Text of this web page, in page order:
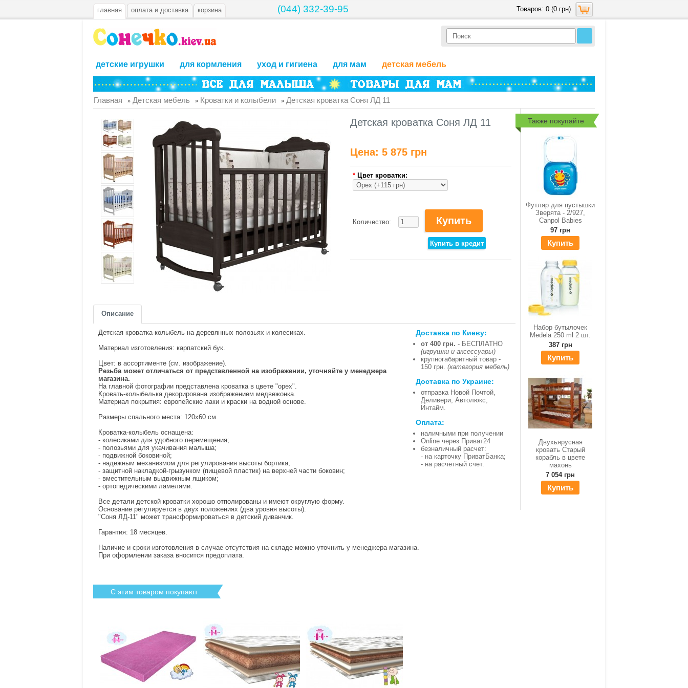
Товаров: 0 (0 грн)
(044) 332-39-95
главная оплата и доставка корзина
детские игрушки для кормления уход и гигиена для мам детская мебель
Главная » Детская мебель » Кроватки и колыбели » Детская кроватка Соня ЛД 11
Также покупайте
Футляр для пустышки
Зверята - 2/927,
Canpol Babies
97 грн
Купить
Набор бутылочек
Medela 250 ml 2 шт.
387 грн
Купить
Двухьярусная
кровать Старый
корабль в цвете
махонь
7 054 грн
Купить
Детская кроватка Соня ЛД 11
Цена: 5 875 грн
* Цвет кроватки:
Количество:
Описание
Доставка по Киеву:
от 400 грн. - БЕСПЛАТНО
(игрушки и аксессуары)
крупногабаритный товар -
150 грн. (категория мебель)
Доставка по Украине:
отправка Новой Почтой,
Деливери, Автолюкс,
Интайм.
Оплата:
наличными при получении
Online через Приват24
безналичный расчет:
- на карточку ПриватБанка;
- на расчетный счет.
Детская кроватка-колыбель на деревянных полозьях и колесиках.
Материал изготовления: карпатский бук.
Цвет: в ассортименте (см. изображение).
Резьба может отличаться от представленной на изображении, уточняйте у менеджера
магазина.
На главной фотографии представлена кроватка в цвете "орех".
Кровать-колыбелька декорирована изображением медвежонка.
Материал покрытия: европейские лаки и краски на водной основе.
Размеры спального места: 120х60 см.
Кроватка-колыбель оснащена:
- колесиками для удобного перемещения;
- полозьями для укачивания малыша;
- подвижной боковиной;
- надежным механизмом для регулирования высоты бортика;
- защитной накладкой-грызунком (пищевой пластик) на верхней части боковин;
- вместительным выдвижным ящиком;
- ортопедическими ламелями.
Все детали детской кроватки хорошо отполированы и имеют округлую форму.
Основание регулируется в двух положениях (два уровня высоты).
"Соня ЛД-11" может трансформироваться в детский диванчик.
Гарантия: 18 месяцев.
Наличие и сроки изготовления в случае отсутствия на складе можно уточнить у менеджера магазина.
При оформлении заказа вносится предоплата.
С этим товаром покупают